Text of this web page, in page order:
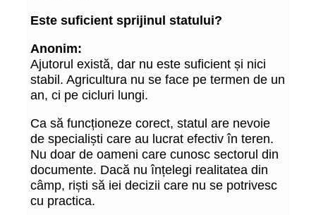
Este suficient sprijinul statului?
Anonim:
Ajutorul există, dar nu este suficient și nici
stabil. Agricultura nu se face pe termen de un
an, ci pe cicluri lungi.
Ca să funcționeze corect, statul are nevoie
de specialiști care au lucrat efectiv în teren.
Nu doar de oameni care cunosc sectorul din
documente. Dacă nu înțelegi realitatea din
câmp, riști să iei decizii care nu se potrivesc
cu practica.